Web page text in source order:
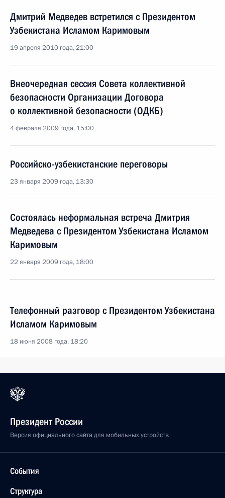
Дмитрий Медведев встретился с Президентом
Узбекистана Исламом Каримовым
19 апреля 2010 года, 21:00
Внеочередная сессия Совета коллективной
безопасности Организации Договора
о коллективной безопасности (ОДКБ)
4 февраля 2009 года, 15:00
Российско-узбекистанские переговоры
23 января 2009 года, 13:30
Состоялась неформальная встреча Дмитрия
Медведева с Президентом Узбекистана Исламом
Каримовым
22 января 2009 года, 18:00
Телефонный разговор с Президентом Узбекистана
Исламом Каримовым
18 июня 2008 года, 18:20
Президент России
Версия официального сайта для мобильных устройств
События
Структура